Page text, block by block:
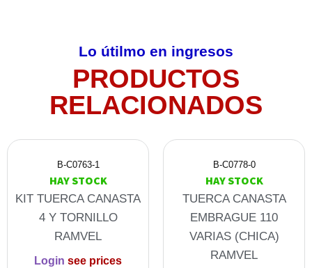
Lo útilmo en ingresos
PRODUCTOS
RELACIONADOS
B-C0763-1
HAY STOCK
KIT TUERCA CANASTA
4 Y TORNILLO
RAMVEL
Login see prices
B-C0778-0
HAY STOCK
TUERCA CANASTA
EMBRAGUE 110
VARIAS (CHICA)
RAMVEL